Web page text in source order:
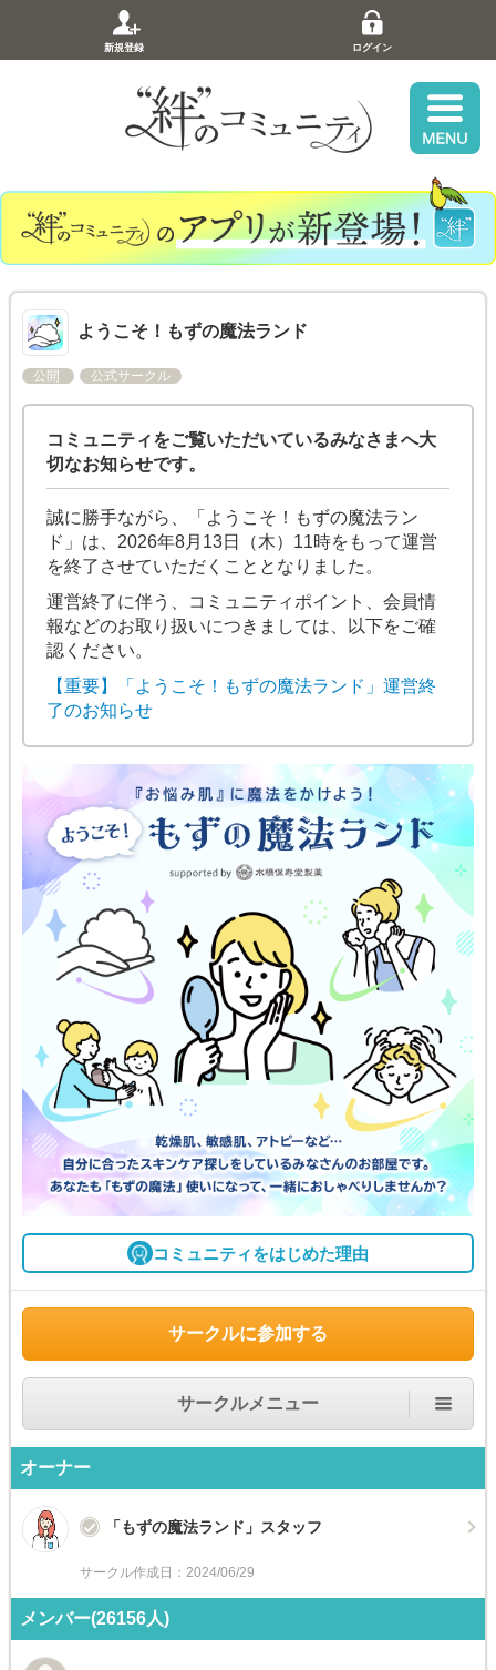
新規登録 ログイン
ようこそ！もずの魔法ランド
公開 公式サークル
コミュニティをご覧いただいているみなさまへ大
切なお知らせです。
誠に勝手ながら、「ようこそ！もずの魔法ラン
ド」は、2026年8月13日（木）11時をもって運営
を終了させていただくこととなりました。
運営終了に伴う、コミュニティポイント、会員情
報などのお取り扱いにつきましては、以下をご確
認ください。
【重要】「ようこそ！もずの魔法ランド」運営終
了のお知らせ
コミュニティをはじめた理由
サークルに参加する
サークルメニュー
オーナー
「もずの魔法ランド」スタッフ
サークル作成日：2024/06/29
メンバー(26156人)